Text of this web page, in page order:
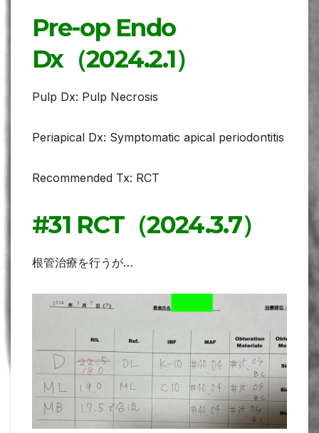
Pre-op Endo
Dx（2024.2.1）
Pulp Dx: Pulp Necrosis
Periapical Dx: Symptomatic apical periodontitis
Recommended Tx: RCT
#31 RCT（2024.3.7）
根管治療を行うが…